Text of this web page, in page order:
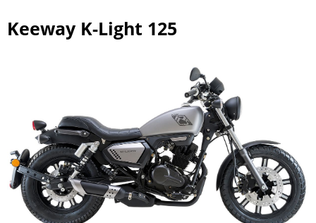
Keeway K-Light 125